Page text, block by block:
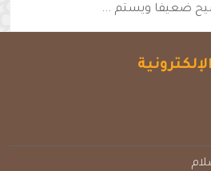
ضعيفا ويستم ...